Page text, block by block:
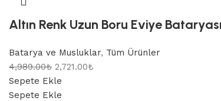
Altın Renk Uzun Boru Eviye
Batarya ve Musluklar, Tüm Ürünler
4,989.00₺ 2,721.00₺
Sepete Ekle
Sepete Ekle